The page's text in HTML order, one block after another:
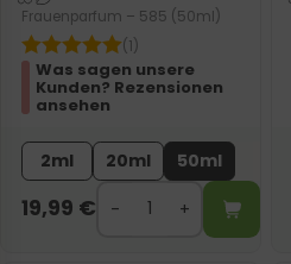
Frauenparfum – 585 (50ml)
(1)
Was sagen unsere
Kunden? Rezensionen
ansehen
2ml 20ml 50ml
19,99 €